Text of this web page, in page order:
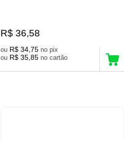
R$ 36,58
ou R$ 34,75
no pix
ou R$ 35,85 no cartão